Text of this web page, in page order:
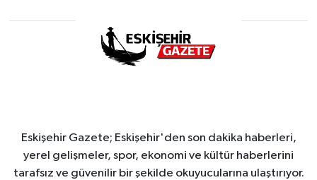
Eskişehir Gazete; Eskişehir'den son dakika haberleri,
yerel gelişmeler, spor, ekonomi ve kültür haberlerini
tarafsız ve güvenilir bir şekilde okuyucularına ulaştırıyor.